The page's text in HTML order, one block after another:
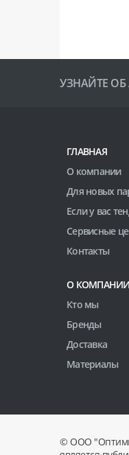
УЗНАЙТЕ
ГЛАВНАЯ
О компании
Для новых
Если у вас
Сервисные
Контакты
О КОМПАНИИ
Кто мы
Бренды
Доставка
Материалы
© ООО